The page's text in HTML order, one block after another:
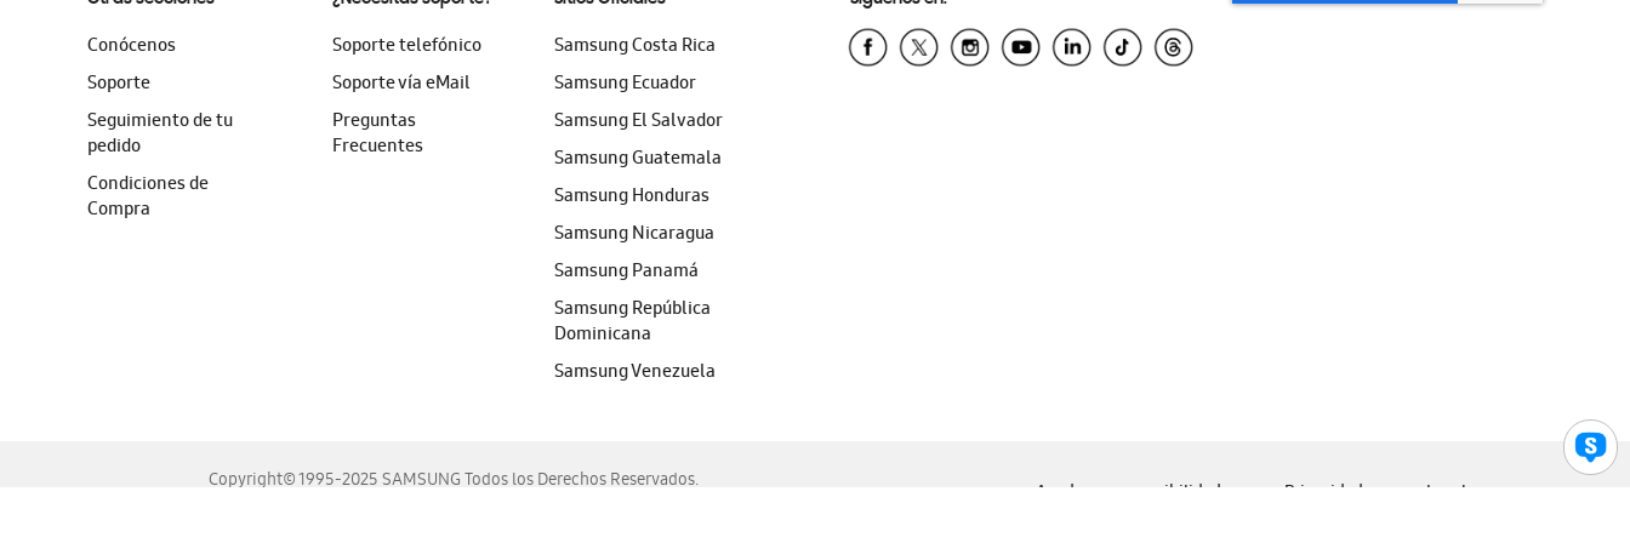
Conócenos
Soporte
Seguimiento de tu
pedido
Condiciones de
Compra
Soporte telefónico
Soporte vía eMail
Preguntas
Frecuentes
Samsung Costa Rica
Samsung Ecuador
Samsung El Salvador
Samsung Guatemala
Samsung Honduras
Samsung Nicaragua
Samsung Panamá
Samsung República
Dominicana
Samsung Venezuela
Copyright© 1995-2025 SAMSUNG Todos los Derechos Reservados.
Ayuda para accesibilidad Privacidad Legal